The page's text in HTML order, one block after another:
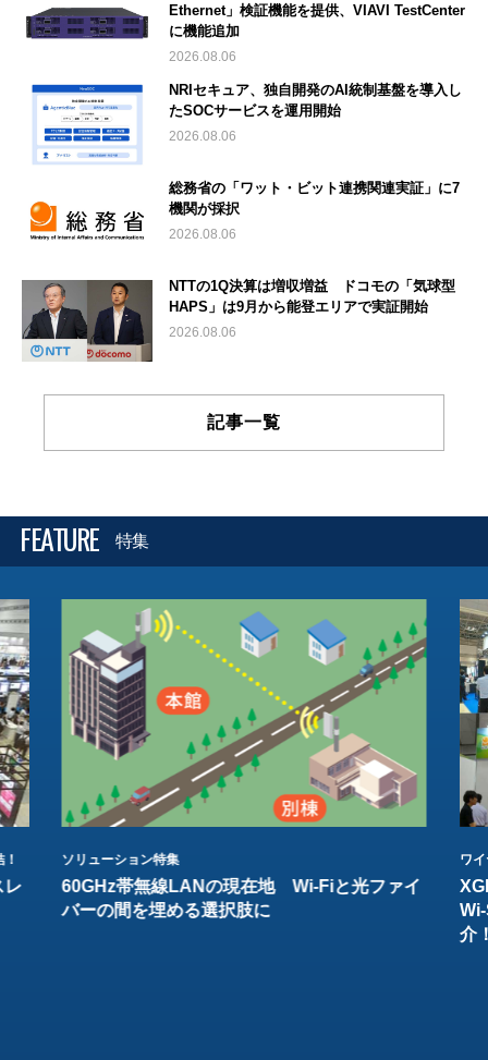
Ethernet」検証機能を提供、VIAVI TestCenter
に機能追加
2026.08.06
NRIセキュア、独自開発のAI統制基盤を導入し
たSOCサービスを運用開始
2026.08.06
総務省の「ワット・ビット連携関連実証」に7
機関が採択
2026.08.06
NTTの1Q決算は増収増益 ドコモの「気球型
HAPS」は9月から能登エリアで実証開始
2026.08.06
記事一覧
FEATURE 特集
レ
ソリューション特集
60GHz帯無線LANの現在地 Wi-Fiと光ファイ
バーの間を埋める選択肢に
ワ
介